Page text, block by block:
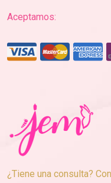
Aceptamos:
¿Tiene una consulta?